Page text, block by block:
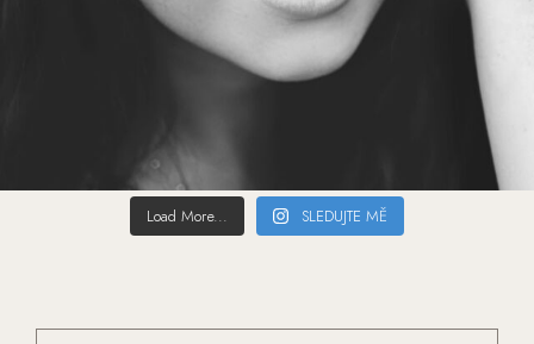
Load More... SLEDUJTE MĚ